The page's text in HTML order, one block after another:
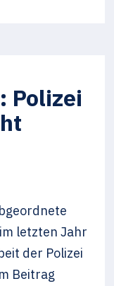
Polizei
letzten Jahr
der Polizei
Beitrag